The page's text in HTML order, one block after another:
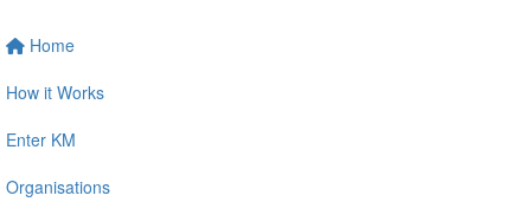
Home
How it Works
Enter KM
Organisations